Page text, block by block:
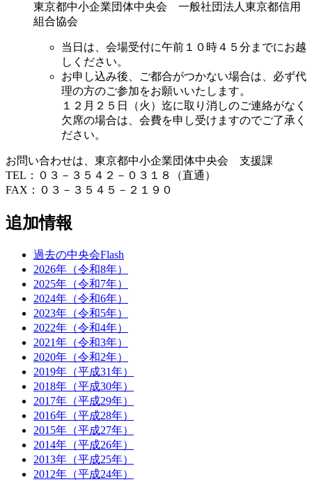
東京都中小企業団体中央会 一般社団法人東京都信用
組合協会
当日は、会場受付に午前１０時４５分までにお越
しください。
お申し込み後、ご都合がつかない場合は、必ず代
理の方のご参加をお願いいたします。
１２月２５日（火）迄に取り消しのご連絡がなく
欠席の場合は、会費を申し受けますのでご了承く
ださい。
お問い合わせは、東京都中小企業団体中央会 支援課
TEL：０３－３５４２－０３１８（直通）
FAX：０３－３５４５－２１９０
追加情報
過去の中央会Flash
2026年（令和8年）
2025年（令和7年）
2024年（令和6年）
2023年（令和5年）
2022年（令和4年）
2021年（令和3年）
2020年（令和2年）
2019年（平成31年）
2018年（平成30年）
2017年（平成29年）
2016年（平成28年）
2015年（平成27年）
2014年（平成26年）
2013年（平成25年）
2012年（平成24年）